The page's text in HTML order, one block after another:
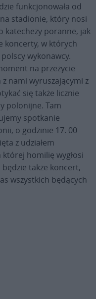
funkcjonowała od
stadionie, który nosi
katechezy poranne, jak
koncerty, w których
wykonawcy.
na przeżycie
nami wyruszającymi z
się także licznie
polonijne. Tam
spotkanie
o godzinie 17. 00
z udziałem
homilię wygłosi
także koncert,
wszystkich będących